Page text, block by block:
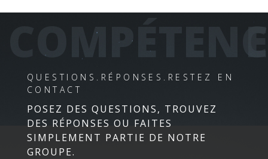
COMPÉTENCE
QUESTIONS.RÉPONSES.RESTEZ EN
CONTACT
POSEZ DES QUESTIONS, TROUVEZ
DES RÉPONSES OU FAITES
SIMPLEMENT PARTIE DE NOTRE
GROUPE.